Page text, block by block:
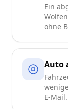
Ein
ohne
Auto
E-Mail.